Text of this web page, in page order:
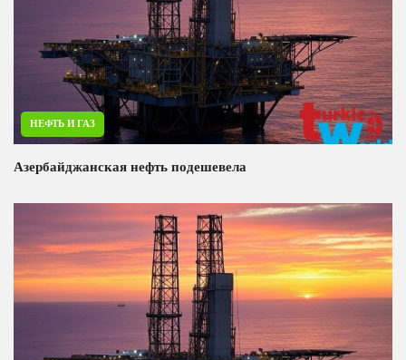
НЕФТЬ И ГАЗ
Азербайджанская нефть подешевела